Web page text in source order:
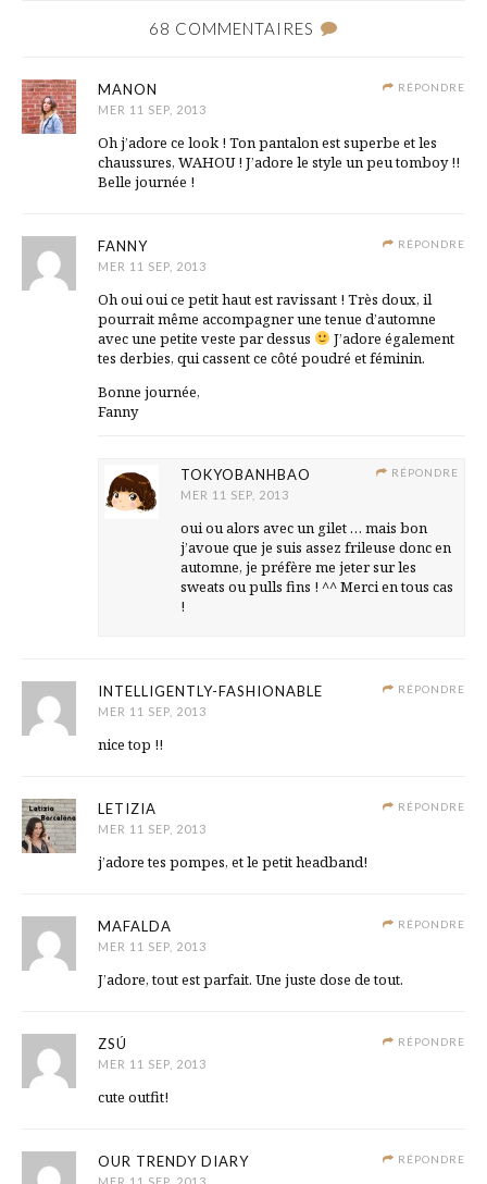
68 COMMENTAIRES
RÉPONDRE
MANON
MER 11 SEP, 2013
Oh j’adore ce look ! Ton pantalon est superbe et les
chaussures, WAHOU ! J’adore le style un peu tomboy !!
Belle journée !
RÉPONDRE
FANNY
MER 11 SEP, 2013
Oh oui oui ce petit haut est ravissant ! Très doux, il
pourrait même accompagner une tenue d’automne
avec une petite veste par dessus
J’adore également
tes derbies, qui cassent ce côté poudré et féminin.
Bonne journée,
Fanny
RÉPONDRE
TOKYOBANHBAO
MER 11 SEP, 2013
oui ou alors avec un gilet … mais bon
j’avoue que je suis assez frileuse donc en
automne, je préfère me jeter sur les
sweats ou pulls fins ! ^^ Merci en tous cas
!
RÉPONDRE
INTELLIGENTLY-FASHIONABLE
MER 11 SEP, 2013
nice top !!
RÉPONDRE
LETIZIA
MER 11 SEP, 2013
j’adore tes pompes, et le petit headband!
RÉPONDRE
MAFALDA
MER 11 SEP, 2013
J’adore, tout est parfait. Une juste dose de tout.
RÉPONDRE
ZSÚ
MER 11 SEP, 2013
cute outfit!
RÉPONDRE
OUR TRENDY DIARY